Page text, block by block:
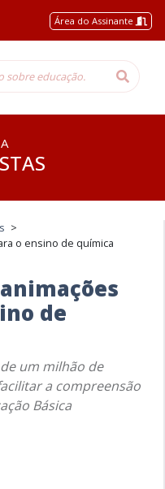
Área do Assinante
>
o ensino de química
de
um milhão de
a compreensão
Básica